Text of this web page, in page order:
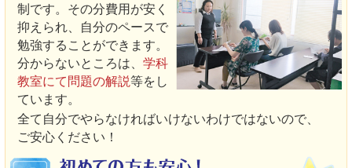
制です。その分費用が安く
抑えられ、自分のペースで
勉強することができます。
分からないところは、学科
教室にて問題の解説等をし
ています。
全て自分でやらなければいけないわけではないので、
ご安心ください！